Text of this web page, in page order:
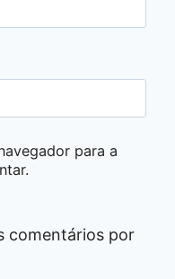
para a
comentários por